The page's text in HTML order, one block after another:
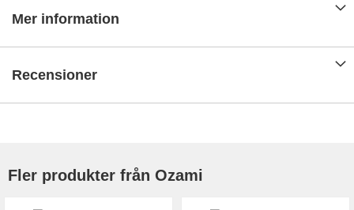
Mer information
Recensioner
Fler produkter från Ozami